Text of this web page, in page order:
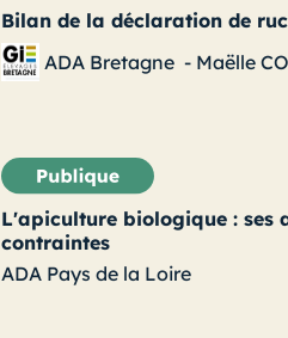
Bilan de la déclaration de
ADA Bretagne - Maëlle
L'apiculture biologique : ses
contraintes
ADA Pays de la Loire